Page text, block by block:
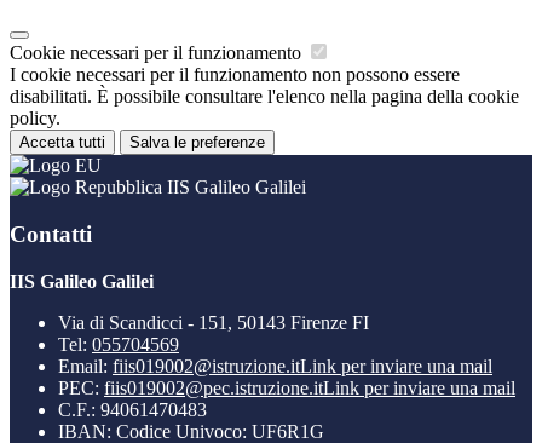
Cookie necessari per il funzionamento
I cookie necessari per il funzionamento non possono essere
disabilitati. È possibile consultare l'elenco nella pagina della cookie
policy.
Accetta tutti Salva le preferenze
IIS Galileo Galilei
Contatti
IIS Galileo Galilei
Via di Scandicci - 151, 50143 Firenze FI
Tel: 055704569
Email: fiis019002@istruzione.itLink per inviare una mail
PEC: fiis019002@pec.istruzione.itLink per inviare una mail
C.F.: 94061470483
IBAN: Codice Univoco: UF6R1G